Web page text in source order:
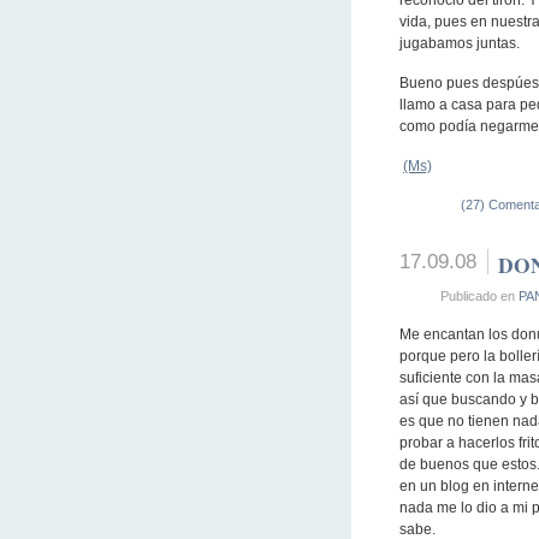
vida, pues en
jugabamos juntas.
Bueno pues
llamo a casa para
como podía
(Ms)
(27)
17.09.08
Publicado en
Me encantan los
porque pero la
suficiente con la
así que buscando y
es que no tienen
probar a hacerlos
de buenos que
en un blog en
nada me lo dio a mi
sabe.